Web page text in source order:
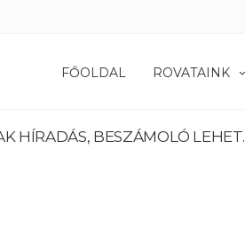
FŐOLDAL ROVATAINK
HÍRADÁS, BESZÁMOLÓ LEHET.